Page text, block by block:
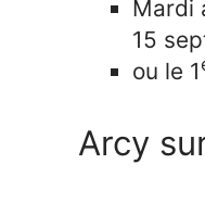
Mardi
15
ou le 1
Arcy